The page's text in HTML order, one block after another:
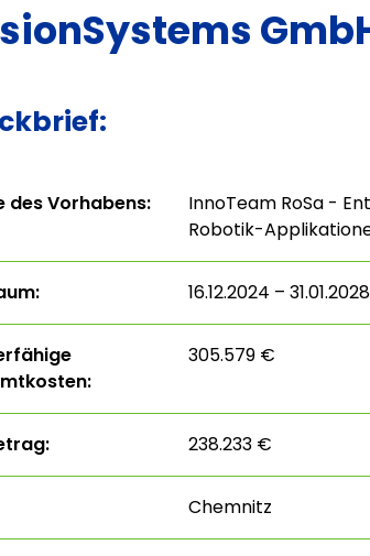
des Vorhabens:
InnoTeam RoSa -
Robotik-
16.12.2024 – 31.01.2028
305.579 €
238.233 €
Chemnitz